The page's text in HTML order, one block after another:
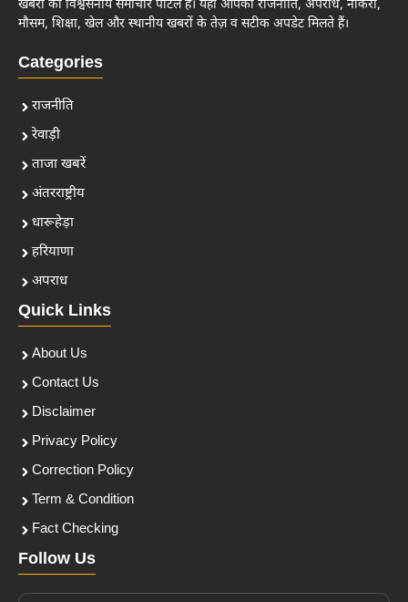
खबरों का विश्वसनीय समाचार पोर्टल है। यहां आपको राजनीति, अपराध, नौकरी,
मौसम, शिक्षा, खेल और स्थानीय खबरों के तेज़ व सटीक अपडेट मिलते हैं।
Categories
राजनीति
रेवाड़ी
ताजा खबरें
अंतरराष्ट्रीय
धारूहेड़ा
हरियाणा
अपराध
Quick Links
About Us
Contact Us
Disclaimer
Privacy Policy
Correction Policy
Term & Condition
Fact Checking
Follow Us